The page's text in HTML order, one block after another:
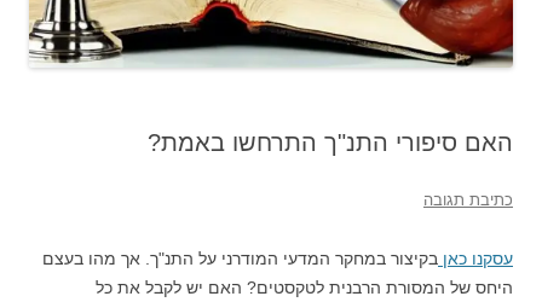
האם סיפורי התנ"ך התרחשו באמת?
כתיבת תגובה
עסקנו כאן בקיצור במחקר המדעי המודרני על התנ"ך. אך מהו בעצם
היחס של המסורת הרבנית לטקסטים? האם יש לקבל את כל